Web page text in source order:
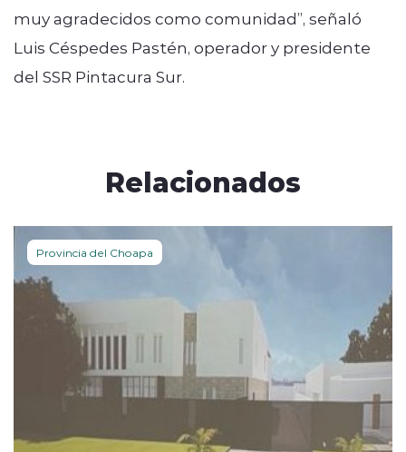
muy agradecidos como comunidad”, señaló
Luis Céspedes Pastén, operador y presidente
del SSR Pintacura Sur.
Relacionados
Provincia del Choapa